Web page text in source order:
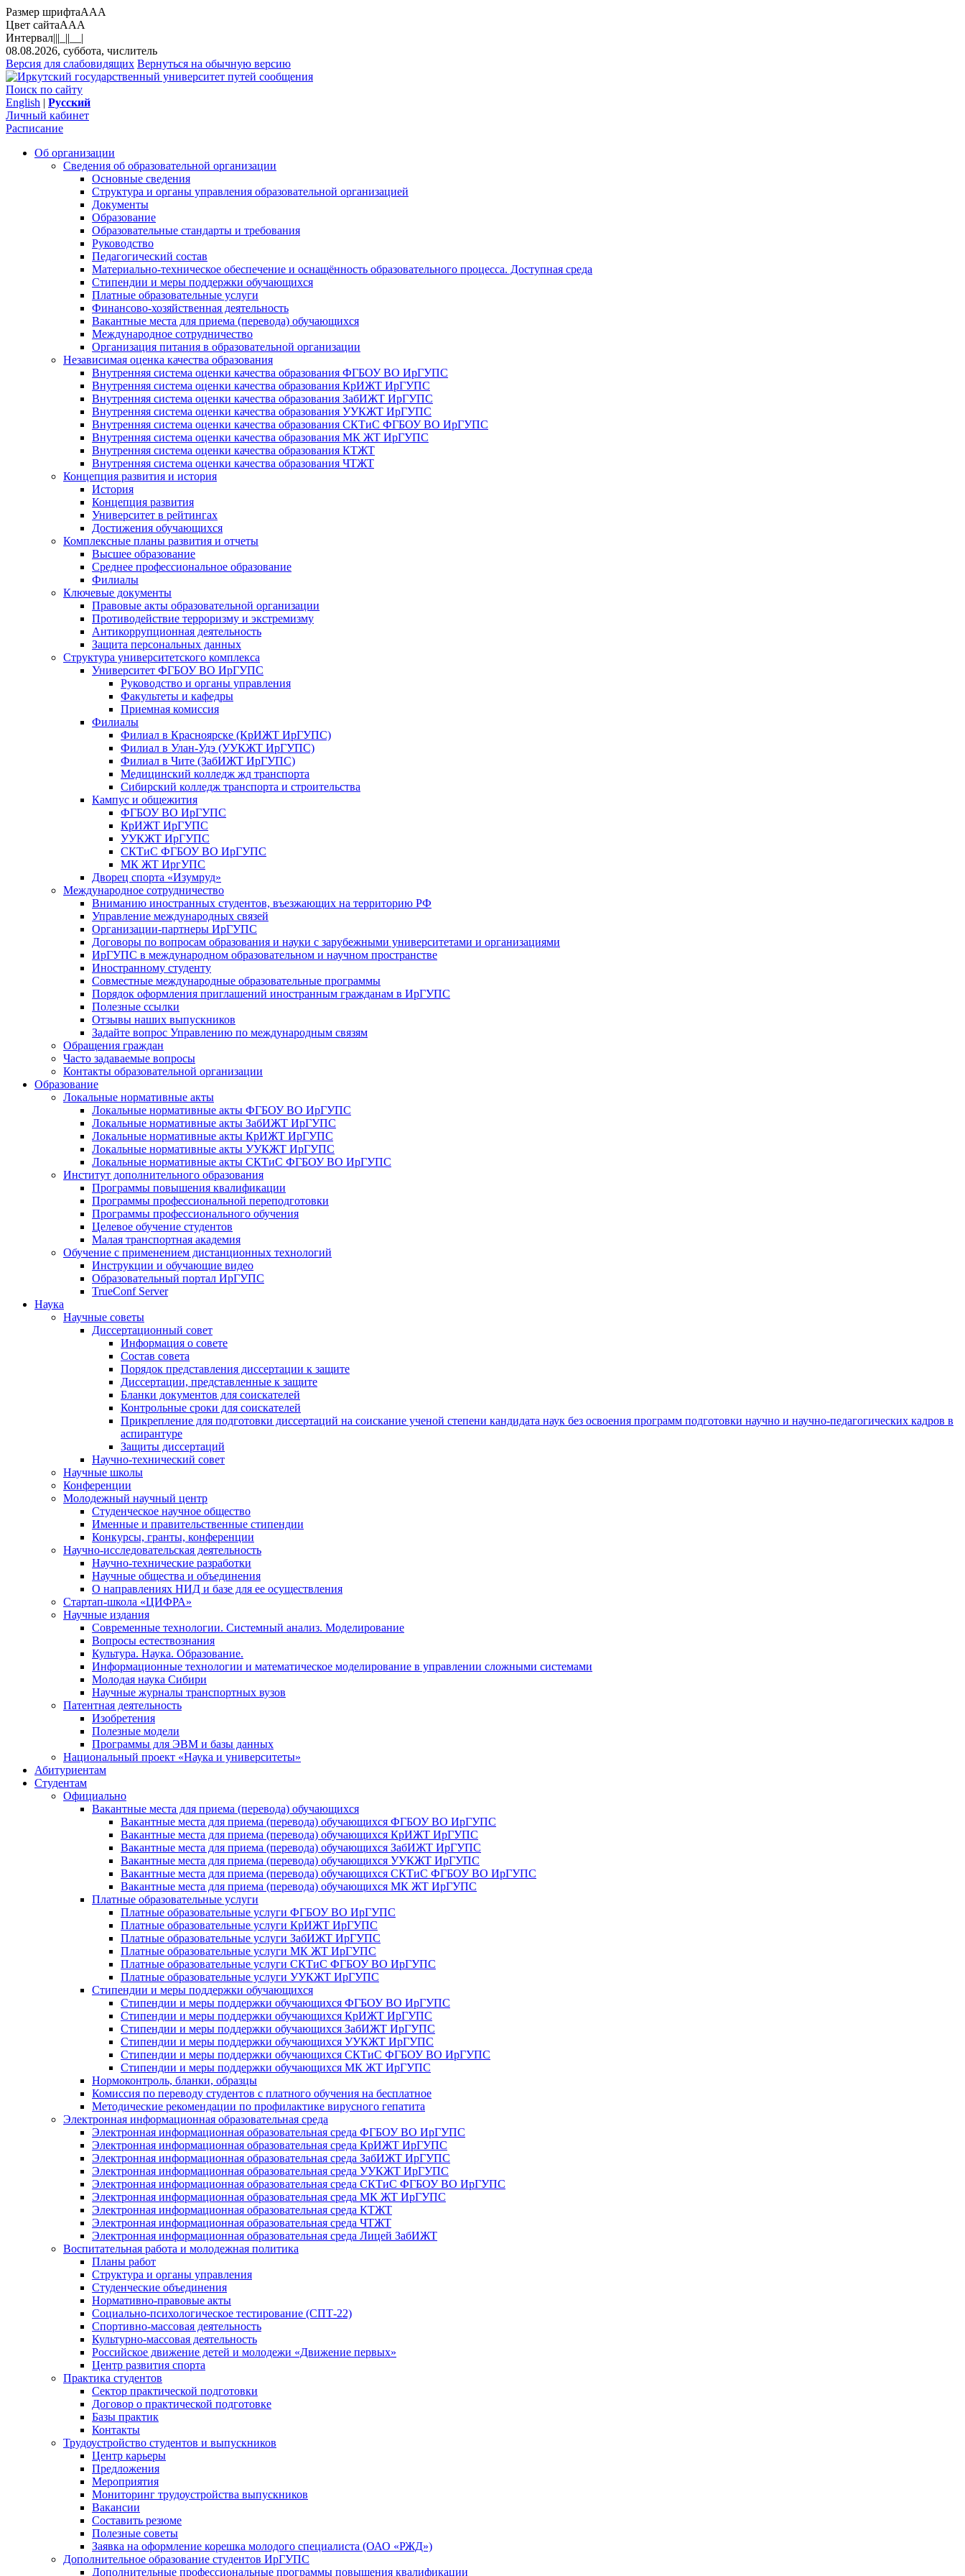
Размер шрифтаAAA
Цвет сайтаAAA
Интервал|||_||__|
08.08.2026, суббота, числитель
Версия для слабовидящих Вернуться на обычную версию
Поиск по сайту
English | Русский
Личный кабинет
Расписание
Об организации
Сведения об образовательной организации
Основные сведения
Структура и органы управления образовательной организацией
Документы
Образование
Образовательные стандарты и требования
Руководство
Педагогический состав
Материально-техническое обеспечение и оснащённость образовательного процесса. Доступная среда
Стипендии и меры поддержки обучающихся
Платные образовательные услуги
Финансово-хозяйственная деятельность
Вакантные места для приема (перевода) обучающихся
Международное сотрудничество
Организация питания в образовательной организации
Независимая оценка качества образования
Внутренняя система оценки качества образования ФГБОУ ВО ИрГУПС
Внутренняя система оценки качества образования КрИЖТ ИрГУПС
Внутренняя система оценки качества образования ЗабИЖТ ИрГУПС
Внутренняя система оценки качества образования УУКЖТ ИрГУПС
Внутренняя система оценки качества образования СКТиС ФГБОУ ВО ИрГУПС
Внутренняя система оценки качества образования МК ЖТ ИрГУПС
Внутренняя система оценки качества образования КТЖТ
Внутренняя система оценки качества образования ЧТЖТ
Концепция развития и история
История
Концепция развития
Университет в рейтингах
Достижения обучающихся
Комплексные планы развития и отчеты
Высшее образование
Среднее профессиональное образование
Филиалы
Ключевые документы
Правовые акты образовательной организации
Противодействие терроризму и экстремизму
Антикоррупционная деятельность
Защита персональных данных
Структура университетского комплекса
Университет ФГБОУ ВО ИрГУПС
Руководство и органы управления
Факультеты и кафедры
Приемная комиссия
Филиалы
Филиал в Красноярске (КрИЖТ ИрГУПС)
Филиал в Улан-Удэ (УУКЖТ ИрГУПС)
Филиал в Чите (ЗабИЖТ ИрГУПС)
Медицинский колледж жд транспорта
Сибирский колледж транспорта и строительства
Кампус и общежития
ФГБОУ ВО ИрГУПС
КрИЖТ ИрГУПС
УУКЖТ ИрГУПС
СКТиС ФГБОУ ВО ИрГУПС
МК ЖТ ИргУПС
Дворец спорта «Изумруд»
Международное сотрудничество
Вниманию иностранных студентов, въезжающих на территорию РФ
Управление международных связей
Организации-партнеры ИрГУПС
Договоры по вопросам образования и науки с зарубежными университетами и организациями
ИрГУПС в международном образовательном и научном пространстве
Иностранному студенту
Совместные международные образовательные программы
Порядок оформления приглашений иностранным гражданам в ИрГУПС
Полезные ссылки
Отзывы наших выпускников
Задайте вопрос Управлению по международным связям
Обращения граждан
Часто задаваемые вопросы
Контакты образовательной организации
Образование
Локальные нормативные акты
Локальные нормативные акты ФГБОУ ВО ИрГУПС
Локальные нормативные акты ЗабИЖТ ИрГУПС
Локальные нормативные акты КрИЖТ ИрГУПС
Локальные нормативные акты УУКЖТ ИрГУПС
Локальные нормативные акты СКТиС ФГБОУ ВО ИрГУПС
Институт дополнительного образования
Программы повышения квалификации
Программы профессиональной переподготовки
Программы профессионального обучения
Целевое обучение студентов
Малая транспортная академия
Обучение с применением дистанционных технологий
Инструкции и обучающие видео
Образовательный портал ИрГУПС
TrueConf Server
Наука
Научные советы
Диссертационный совет
Информация о совете
Состав совета
Порядок представления диссертации к защите
Диссертации, представленные к защите
Бланки документов для соискателей
Контрольные сроки для соискателей
Прикрепление для подготовки диссертаций на соискание ученой степени кандидата наук без освоения программ подготовки научно и научно-педагогических кадров в
аспирантуре
Защиты диссертаций
Научно-технический совет
Научные школы
Конференции
Молодежный научный центр
Студенческое научное общество
Именные и правительственные стипендии
Конкурсы, гранты, конференции
Научно-исследовательская деятельность
Научно-технические разработки
Научные общества и объединения
О направлениях НИД и базе для ее осуществления
Стартап-школа «ЦИФРА»
Научные издания
Современные технологии. Системный анализ. Моделирование
Вопросы естествознания
Культура. Наука. Образование.
Информационные технологии и математическое моделирование в управлении сложными системами
Молодая наука Сибири
Научные журналы транспортных вузов
Патентная деятельность
Изобретения
Полезные модели
Программы для ЭВМ и базы данных
Национальный проект «Наука и университеты»
Абитуриентам
Студентам
Официально
Вакантные места для приема (перевода) обучающихся
Вакантные места для приема (перевода) обучающихся ФГБОУ ВО ИрГУПС
Вакантные места для приема (перевода) обучающихся КрИЖТ ИрГУПС
Вакантные места для приема (перевода) обучающихся ЗабИЖТ ИрГУПС
Вакантные места для приема (перевода) обучающихся УУКЖТ ИрГУПС
Вакантные места для приема (перевода) обучающихся СКТиС ФГБОУ ВО ИрГУПС
Вакантные места для приема (перевода) обучающихся МК ЖТ ИрГУПС
Платные образовательные услуги
Платные образовательные услуги ФГБОУ ВО ИрГУПС
Платные образовательные услуги КрИЖТ ИрГУПС
Платные образовательные услуги ЗабИЖТ ИрГУПС
Платные образовательные услуги МК ЖТ ИрГУПС
Платные образовательные услуги СКТиС ФГБОУ ВО ИрГУПС
Платные образовательные услуги УУКЖТ ИрГУПС
Стипендии и меры поддержки обучающихся
Стипендии и меры поддержки обучающихся ФГБОУ ВО ИрГУПС
Стипендии и меры поддержки обучающихся КрИЖТ ИрГУПС
Стипендии и меры поддержки обучающихся ЗабИЖТ ИрГУПС
Стипендии и меры поддержки обучающихся УУКЖТ ИрГУПС
Стипендии и меры поддержки обучающихся СКТиС ФГБОУ ВО ИрГУПС
Стипендии и меры поддержки обучающихся МК ЖТ ИрГУПС
Нормоконтроль, бланки, образцы
Комиссия по переводу студентов с платного обучения на бесплатное
Методические рекомендации по профилактике вирусного гепатита
Электронная информационная образовательная среда
Электронная информационная образовательная среда ФГБОУ ВО ИрГУПС
Электронная информационная образовательная среда КрИЖТ ИрГУПС
Электронная информационная образовательная среда ЗабИЖТ ИрГУПС
Электронная информационная образовательная среда УУКЖТ ИрГУПС
Электронная информационная образовательная среда СКТиС ФГБОУ ВО ИрГУПС
Электронная информационная образовательная среда МК ЖТ ИрГУПС
Электронная информационная образовательная среда КТЖТ
Электронная информационная образовательная среда ЧТЖТ
Электронная информационная образовательная среда Лицей ЗабИЖТ
Воспитательная работа и молодежная политика
Планы работ
Структура и органы управления
Студенческие объединения
Нормативно-правовые акты
Социально-психологическое тестирование (СПТ-22)
Спортивно-массовая деятельность
Культурно-массовая деятельность
Российское движение детей и молодежи «Движение первых»
Центр развития спорта
Практика студентов
Сектор практической подготовки
Договор о практической подготовке
Базы практик
Контакты
Трудоустройство студентов и выпускников
Центр карьеры
Предложения
Мероприятия
Мониторинг трудоустройства выпускников
Вакансии
Составить резюме
Полезные советы
Заявка на оформление корешка молодого специалиста (ОАО «РЖД»)
Дополнительное образование студентов ИрГУПС
Дополнительные профессиональные программы повышения квалификации